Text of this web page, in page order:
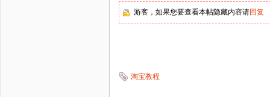
游客，如果您要查看本帖隐藏内容请回复
淘宝教程